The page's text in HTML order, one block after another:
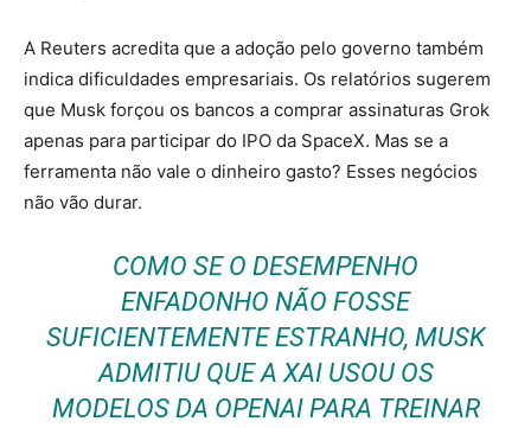
A Reuters acredita que a adoção pelo governo também
indica dificuldades empresariais. Os relatórios sugerem
que Musk forçou os bancos a comprar assinaturas Grok
apenas para participar do IPO da SpaceX. Mas se a
ferramenta não vale o dinheiro gasto? Esses negócios
não vão durar.
COMO SE O DESEMPENHO
ENFADONHO NÃO FOSSE
SUFICIENTEMENTE ESTRANHO, MUSK
ADMITIU QUE A XAI USOU OS
MODELOS DA OPENAI PARA TREINAR